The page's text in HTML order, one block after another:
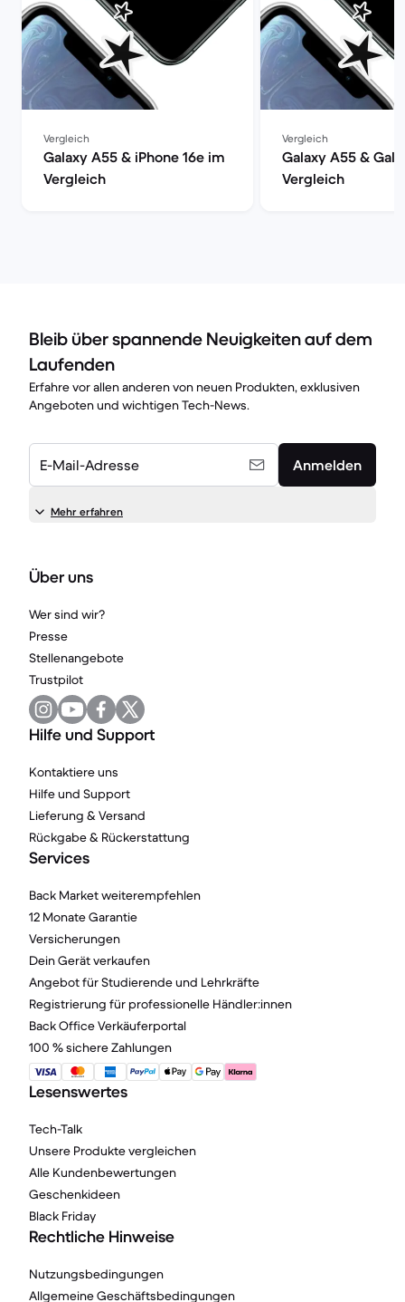
Vergleich
Galaxy A55 & iPhone 16e im
Vergleich
Vergleich
Galaxy A55 &
Vergleich
Bleib über spannende Neuigkeiten auf dem
Laufenden
Erfahre vor allen anderen von neuen Produkten, exklusiven
Angeboten und wichtigen Tech-News.
E-Mail-Adresse Anmelden
Mehr erfahren
Über uns
Wer sind wir?
Presse
Stellenangebote
Trustpilot
Hilfe und Support
Kontaktiere uns
Hilfe und Support
Lieferung & Versand
Rückgabe & Rückerstattung
Services
Back Market weiterempfehlen
12 Monate Garantie
Versicherungen
Dein Gerät verkaufen
Angebot für Studierende und Lehrkräfte
Registrierung für professionelle Händler:innen
Back Office Verkäuferportal
100 % sichere Zahlungen
Lesenswertes
Tech-Talk
Unsere Produkte vergleichen
Alle Kundenbewertungen
Geschenkideen
Black Friday
Rechtliche Hinweise
Nutzungsbedingungen
Allgemeine Geschäftsbedingungen